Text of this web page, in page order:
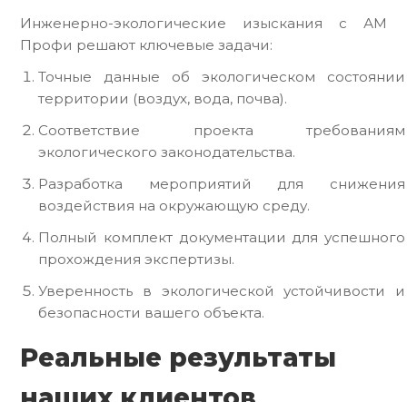
Инженерно-экологические изыскания с АМ
Профи решают ключевые задачи:
Точные данные об экологическом состоянии
территории (воздух, вода, почва).
Соответствие проекта требованиям
экологического законодательства.
Разработка мероприятий для снижения
воздействия на окружающую среду.
Полный комплект документации для успешного
прохождения экспертизы.
Уверенность в экологической устойчивости и
безопасности вашего объекта.
Реальные результаты